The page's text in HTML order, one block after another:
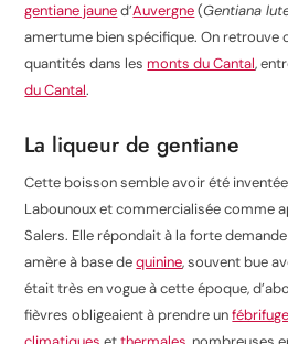
gentiane jauned’Auvergne(Gentiana
amertume bien spécifique. On retrouve
quantités dans les monts du Cantal,
du Cantal.
La liqueur de gentiane
Cette boisson semble avoir été
Labounoux et commercialisée comme
Salers. Elle répondait à la forte
amère à base dequinine, souvent bue
était très en vogue à cette époque,
fièvres obligeaient à prendre un